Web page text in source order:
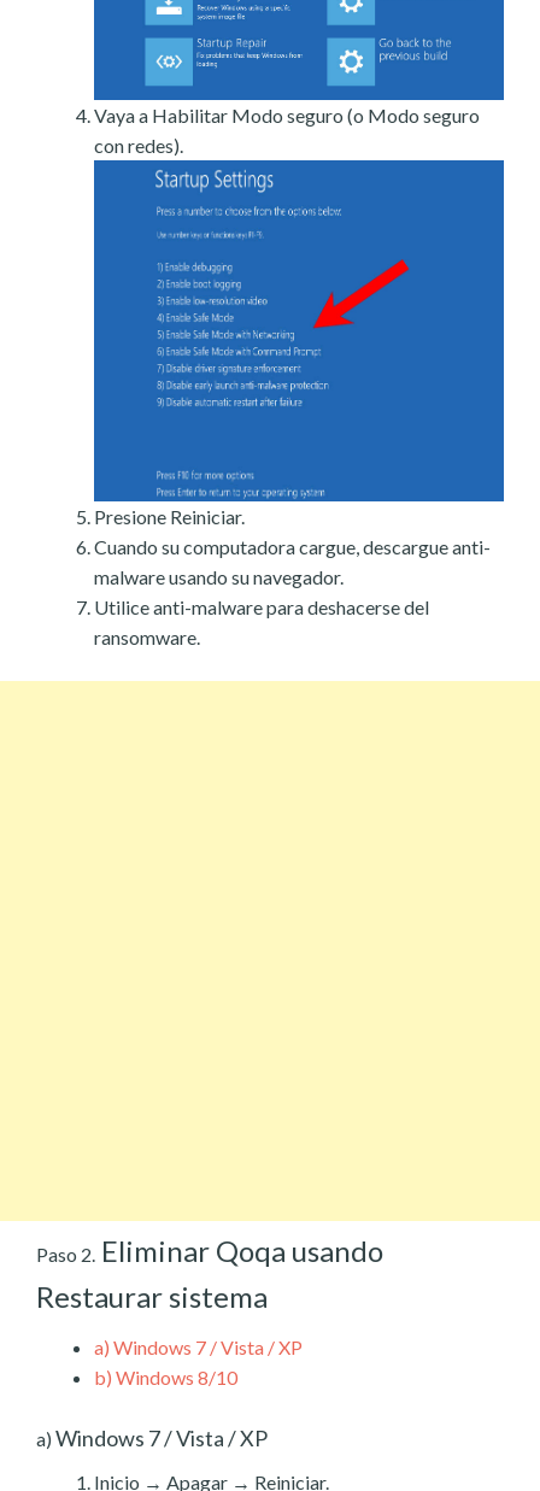
Vaya a Habilitar Modo seguro (o Modo seguro
con redes).
Presione Reiniciar.
Cuando su computadora cargue, descargue anti-
malware usando su navegador.
Utilice anti-malware para deshacerse del
ransomware.
Paso 2. Eliminar Qoqa usando
Restaurar sistema
a) Windows 7 / Vista / XP
b) Windows 8/10
a) Windows 7 / Vista / XP
Inicio → Apagar → Reiniciar.